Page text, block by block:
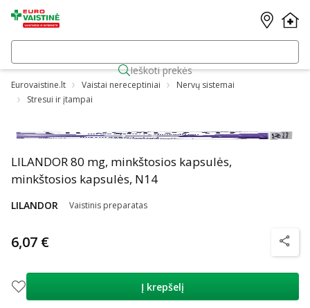
Ieškoti prekės
Eurovaistine.lt Vaistai nereceptiniai
Nervų sistemai
Stresui ir įtampai
LILANDOR 80 mg, minkštosios kapsulės,
minkštosios kapsulės, N14
LILANDOR Vaistinis preparatas
6,07 €
Į krepšelį